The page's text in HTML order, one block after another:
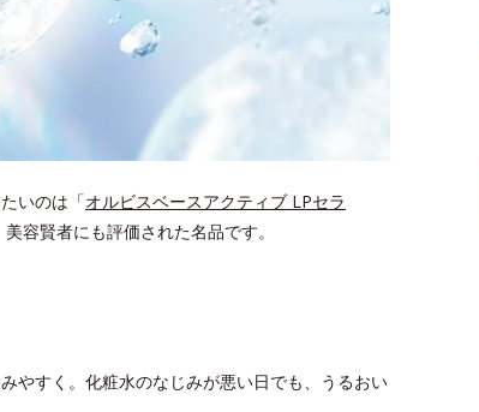
いのは「オルビスベースアクティブ LPセラ
容賢者にも評価された名品です。
やすく。化粧水のなじみが悪い日でも、うるおい